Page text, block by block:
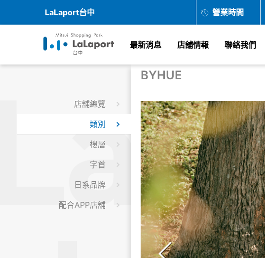
LaLaport台中 營業時間
最新消息 店舖情報 聯絡我們
店舖總覽
類別
樓層
字首
日系品牌
配合APP店舖
BYHUE